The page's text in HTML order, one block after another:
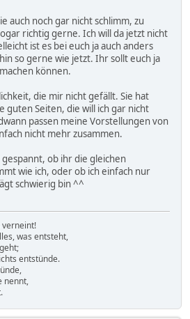
auch noch gar nicht schlimm, zu
richtig gerne. Ich will da jetzt nicht
ist es bei euch ja auch anders
so gerne wie jetzt. Ihr sollt euch ja
können.
die mir nicht gefällt. Sie hat
guten Seiten, die will ich gar nicht
passen meine Vorstellungen von
nicht mehr zusammen.
ob ihr die gleichen
wie ich, oder ob ich einfach nur
schwierig bin ^^
verneint!
was entsteht,
entstünde.
nennt,